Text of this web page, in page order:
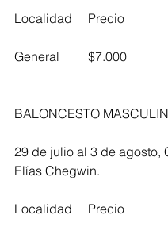
Localidad     Precio
General         $7.000
BALONCESTO
29 de julio al 3 de agosto,
Elías Chegwin.
Localidad     Precio